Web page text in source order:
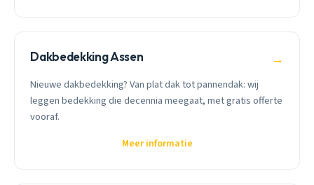
Dakbedekking Assen →
Nieuwe dakbedekking? Van plat dak tot pannendak: wij
leggen bedekking die decennia meegaat, met gratis offerte
vooraf.
Meer informatie